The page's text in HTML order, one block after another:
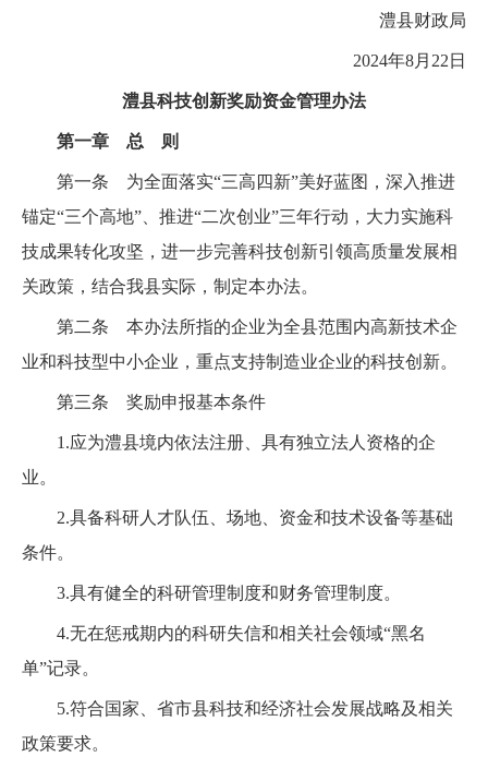
澧县财政局
2024年8月22日
澧县科技创新奖励资金管理办法
第一章 总 则
第一条 为全面落实“三高四新”美好蓝图，深入推进
锚定“三个高地”、推进“二次创业”三年行动，大力实施科
技成果转化攻坚，进一步完善科技创新引领高质量发展相
关政策，结合我县实际，制定本办法。
第二条 本办法所指的企业为全县范围内高新技术企
业和科技型中小企业，重点支持制造业企业的科技创新。
第三条 奖励申报基本条件
1.应为澧县境内依法注册、具有独立法人资格的企
业。
2.具备科研人才队伍、场地、资金和技术设备等基础
条件。
3.具有健全的科研管理制度和财务管理制度。
4.无在惩戒期内的科研失信和相关社会领域“黑名
单”记录。
5.符合国家、省市县科技和经济社会发展战略及相关
政策要求。